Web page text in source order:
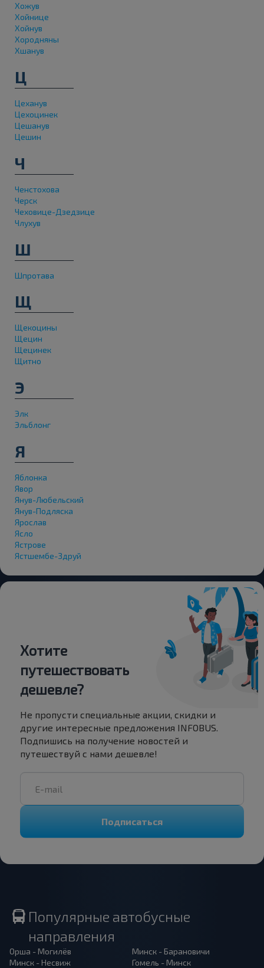
Хожув
Хойнице
Хойнув
Хородняны
Хшанув
Ц
Цеханув
Цехоцинек
Цешанув
Цешин
Ч
Ченстохова
Черск
Чеховице-Дзедзице
Члухув
Ш
Шпротава
Щ
Щекоцины
Щецин
Щецинек
Щитно
Э
Элк
Эльблонг
Я
Яблонка
Явор
Янув-Любельский
Янув-Подляска
Ярослав
Ясло
Ястрове
Ястшембе-Здруй
Хотите
путешествовать
дешевле?
Не пропусти специальные акции, скидки и
другие интересные предложения INFOBUS.
Подпишись на получение новостей и
путешествуй с нами дешевле!
Подписаться
Популярные автобусные
направления
Орша - Могилёв
Минск - Несвиж
Минск - Барановичи
Гомель - Минск